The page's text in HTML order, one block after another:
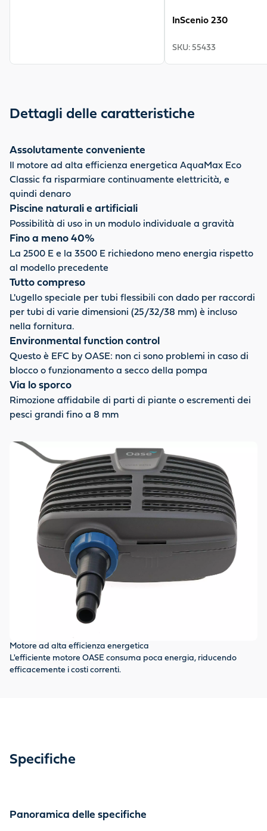
InScenio 230
SKU: 55433
Dettagli delle caratteristiche
Assolutamente conveniente
Il motore ad alta efficienza energetica AquaMax Eco
Classic fa risparmiare continuamente elettricità, e
quindi denaro
Piscine naturali e artificiali
Possibilità di uso in un modulo individuale a gravità
Fino a meno 40%
La 2500 E e la 3500 E richiedono meno energia rispetto
al modello precedente
Tutto compreso
L'ugello speciale per tubi flessibili con dado per raccordi
per tubi di varie dimensioni (25/32/38 mm) è incluso
nella fornitura.
Environmental function control
Questo è EFC by OASE: non ci sono problemi in caso di
blocco o funzionamento a secco della pompa
Via lo sporco
Rimozione affidabile di parti di piante o escrementi dei
pesci grandi fino a 8 mm
Motore ad alta efficienza energetica
L'efficiente motore OASE consuma poca energia, riducendo
efficacemente i costi correnti.
Specifiche
Panoramica delle specifiche